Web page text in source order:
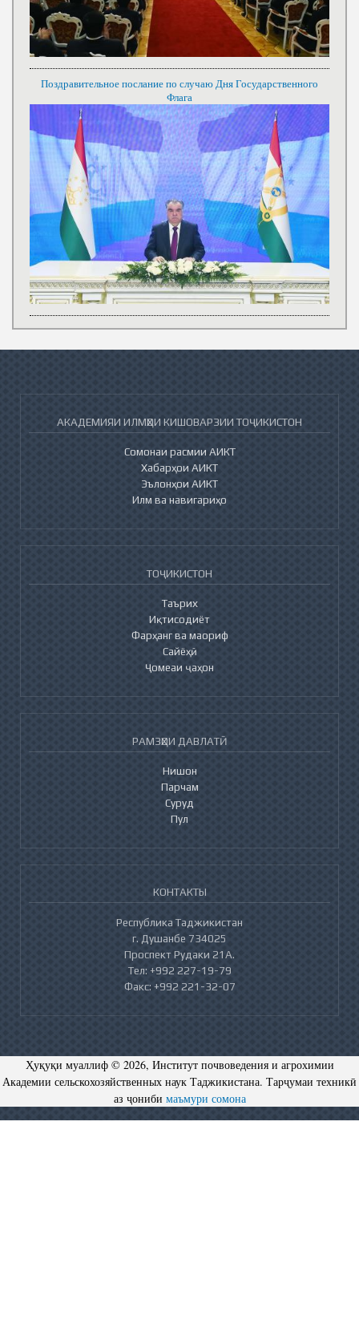
Поздравительное послание по случаю Дня Государственного
Флага
АКАДЕМИЯИ ИЛМҲОИ КИШОВАРЗИИ ТОҶИКИСТОН
Сомонаи расмии АИКТ
Хабарҳои АИКТ
Эълонҳои АИКТ
Илм ва навигариҳо
ТОҶИКИСТОН
Таърих
Иқтисодиёт
Фарҳанг ва маориф
Сайёҳӣ
Ҷомеаи ҷаҳон
РАМЗҲОИ ДАВЛАТӢ
Нишон
Парчам
Суруд
Пул
КОНТАКТЫ
Республика Таджикистан
г. Душанбе 734025
Проспект Рудаки 21А.
Тел: +992 227-19-79
Факс: +992 221-32-07
Ҳуқуқи муаллиф © 2026, Институт почвоведения и агрохимии
Академии сельскохозяйственных наук Таджикистана. Тарҷумаи техникӣ
аз ҷониби маъмури сомона